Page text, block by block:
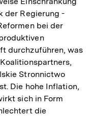
der Regierung -
bei der
durchzuführen, was
Stronnictwo
Die hohe Inflation,
sich in Form
die